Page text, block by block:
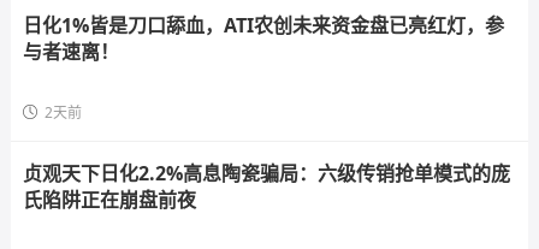
日化1%皆是刀口舔血，ATI农创未来资金盘已亮红灯，参
与者速离！
2天前
贞观天下日化2.2%高息陶瓷骗局：六级传销抢单模式的庞
氏陷阱正在崩盘前夜